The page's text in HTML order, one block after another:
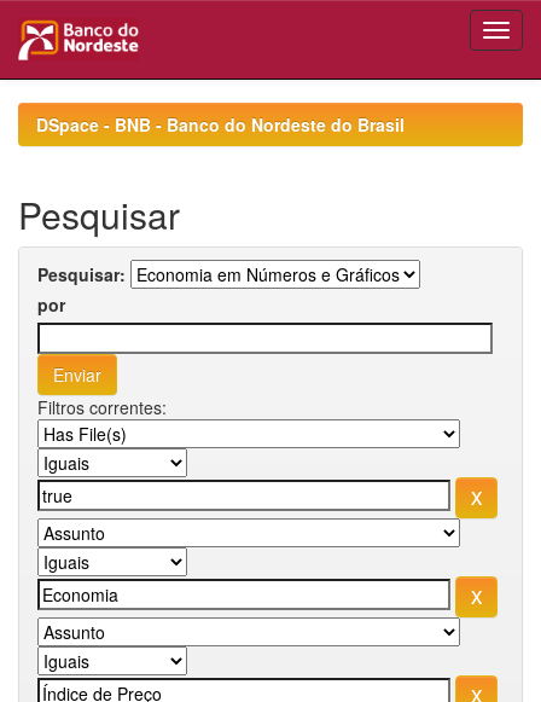
navigationDSpace - BNB - Banco do Nordeste do Brasil
Pesquisar
Pesquisar:
por
Filtros correntes: